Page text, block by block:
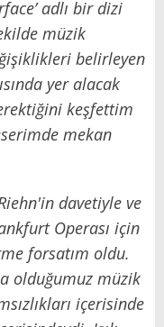
’adlı bir dizi
müzik
belirleyen
yer alacak
keşfettim
mekan
davetiyle ve
Operası için
forsatım oldu.
olduğumuz müzik
içerisinde